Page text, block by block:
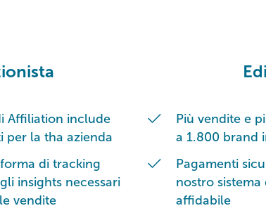
Affiliation include
per la tha azienda
di tracking
insights necessari
vendite
Più vendite e
a 1.800 brand
Pagamenti
nostro
affidabile